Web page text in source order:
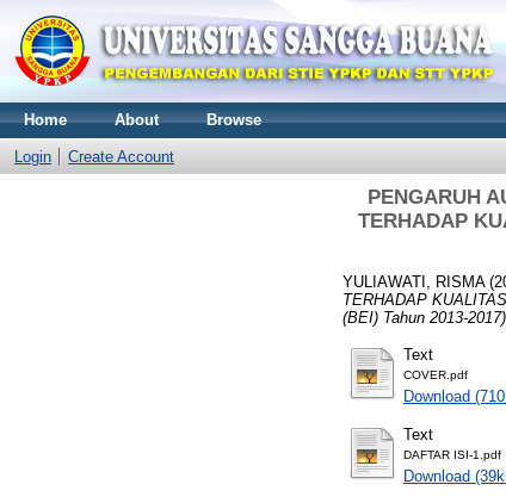
Home About Browse
Login Create Account
PENGARUH
TERHADAP
YULIAWATI, RISMA
TERHADAP
(BEI) Tahun 2013-2017).
Text
COVER.pdf
Download
Text
DAFTAR ISI-1.pdf
Download